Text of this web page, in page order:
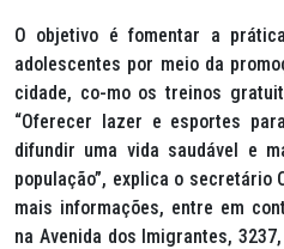
O objetivo é fomentar a
adolescentes por meio da
cidade, co-mo os treinos
“Oferecer lazer e esportes
difundir uma vida saudável e
população”, explica o secretário
mais informações, entre em
na Avenida dos Imigrantes,